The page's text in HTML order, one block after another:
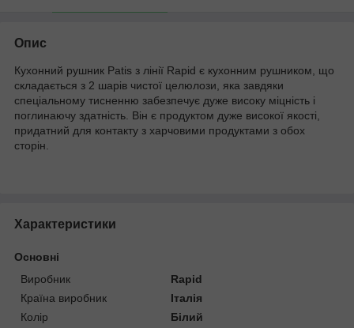
Опис
Кухонний рушник Patis з лінії Rapid є кухонним рушником, що
складається з 2 шарів чистої целюлози, яка завдяки
спеціальному тисненню забезпечує дуже високу міцність і
поглинаючу здатність. Він є продуктом дуже високої якості,
придатний для контакту з харчовими продуктами з обох
сторін.
Характеристики
Основні
Виробник
Rapid
Країна виробник
Італія
Колір
Білий